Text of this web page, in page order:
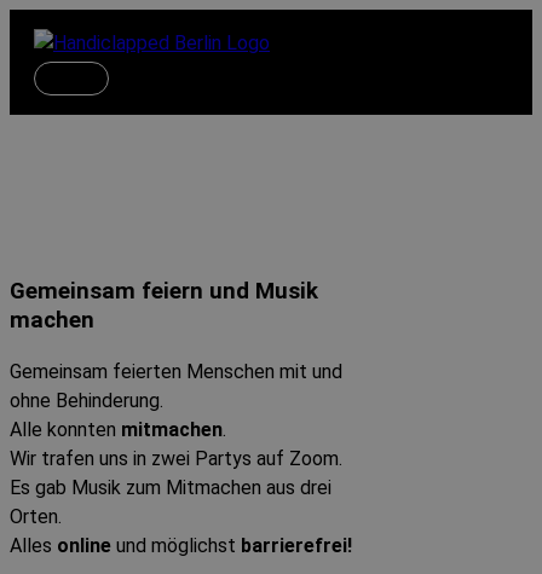
Inhalt
springen
Hauptmenü
Gemeinsam feiern und Musik
machen
Gemeinsam feierten Menschen mit und
ohne Behinderung.
Alle konnten mitmachen
Wir trafen uns in zwei Partys auf Zoom.
Es gab Musik zum Mitmachen aus drei
Orten.
Alles online und möglichst barrierefrei!